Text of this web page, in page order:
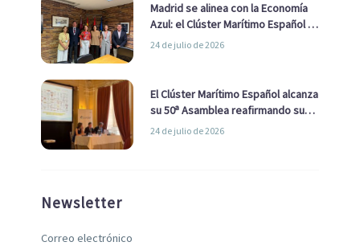
Madrid se alinea con la Economía
Azul: el Clúster Marítimo Español y
la Real Liga Naval avanzan alianzas
24 de julio de 2026
El Clúster Marítimo Español alcanza
su 50ª Asamblea reafirmando su
liderazgo en la Economía Azul
24 de julio de 2026
Newsletter
Correo electrónico